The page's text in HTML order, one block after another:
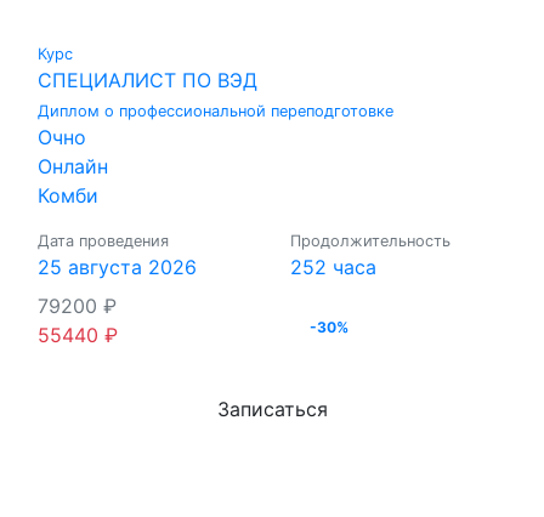
Курс
СПЕЦИАЛИСТ ПО ВЭД
Диплом о профессиональной переподготовке
Очно
Онлайн
Комби
Дата проведения
25 августа 2026
79200 ₽
55440 ₽
Продолжительность
252 часа
-30%
Записаться